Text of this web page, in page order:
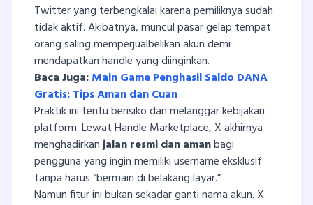
Twitter yang terbengkalai karena pemiliknya sudah
tidak aktif. Akibatnya, muncul pasar gelap tempat
orang saling memperjualbelikan akun demi
mendapatkan handle yang diinginkan.
Baca Juga:Main Game Penghasil Saldo DANA
Gratis: Tips Aman dan Cuan
Praktik ini tentu berisiko dan melanggar kebijakan
platform. Lewat Handle Marketplace, X akhirnya
menghadirkanjalan resmi dan amanbagi
pengguna yang ingin memiliki username eksklusif
tanpa harus “bermain di belakang layar.”
Namun fitur ini bukan sekadar ganti nama akun. X